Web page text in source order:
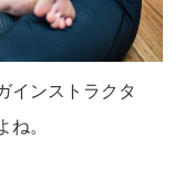
インストラクタ
ね。